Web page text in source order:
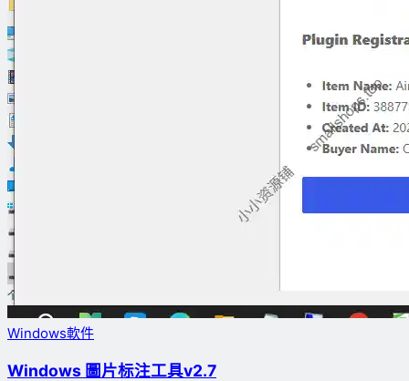
Windows軟件
Windows 圖片标注工具v2.7